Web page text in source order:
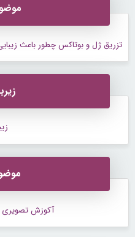
آکوزش تصویری